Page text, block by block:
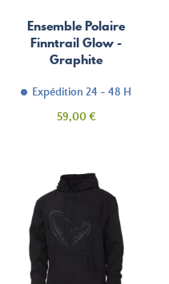
Ensemble Polaire
Finntrail Glow -
Graphite
Expédition 24 - 48 H
Prix
59,00 €